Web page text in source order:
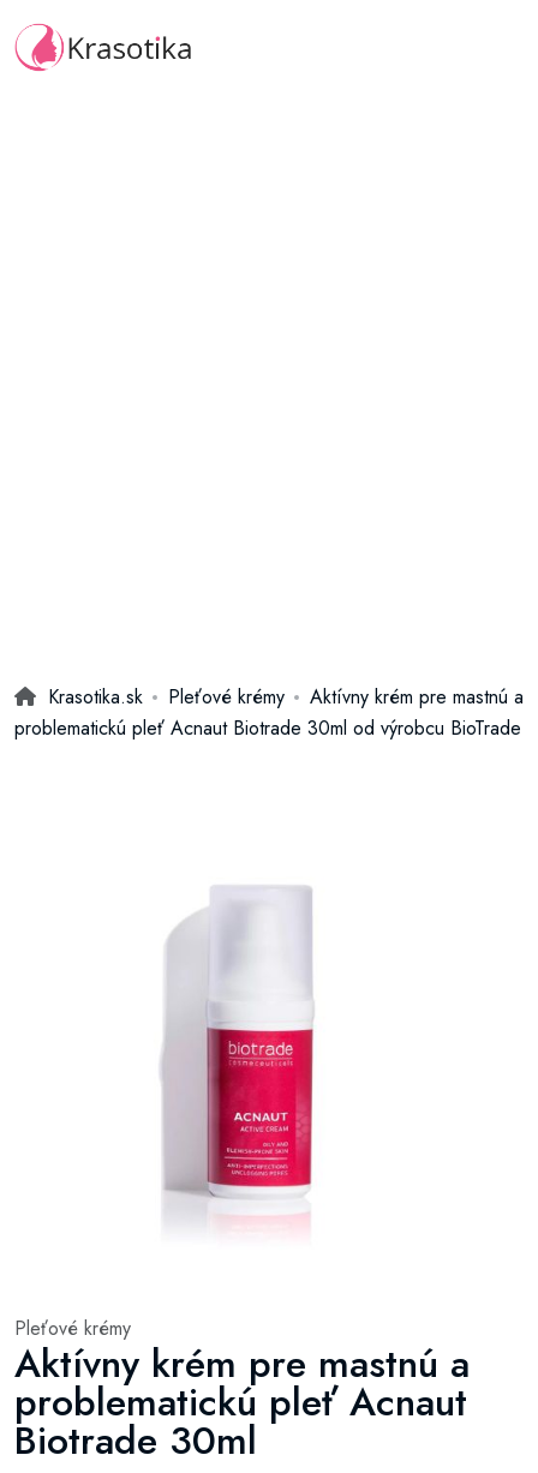
Krasotika.sk Pleťové krémy
Aktívny krém pre mastnú a
problematickú pleť Acnaut Biotrade 30ml od výrobcu BioTrade
Pleťové krémy
Aktívny krém pre mastnú a
problematickú pleť Acnaut
Biotrade 30ml